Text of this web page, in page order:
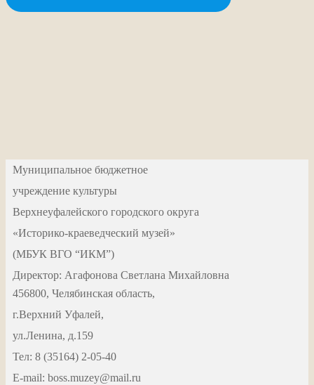
Муниципальное бюджетное
учреждение культуры
Верхнеуфалейского городского округа
«Историко-краеведческий музей»
(МБУК ВГО “ИКМ”)
Директор: Агафонова Светлана Михайловна
456800, Челябинская область,
г.Верхний Уфалей,
ул.Ленина, д.159
Тел: 8 (35164) 2-05-40
Е-mail: boss.muzey@mail.ru